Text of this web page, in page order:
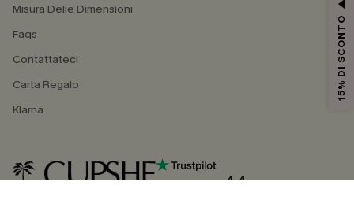
Misura Delle Dimensioni
Faqs
Contattateci
Carta Regalo
Klarna
4.4
15% DI SCONTO